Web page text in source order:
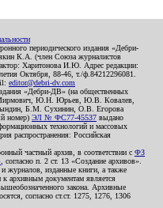
периодического издания «Дебри-
К.А. (член Союза журналистов
Харитонова И.Ю. Адрес редакции:
Октября, 88-46, т./ф.84212296081.
editor@debri-dv.com
«Дебри-ДВ» (на общественных
Ю.Н. Юрьев, Ю.В. Ковалев,
Б.М. Сухинин, О.В. Егорова
номер) ЭЛ № ФС77-45537 выдано
технологий и массовых
распространения: Российская
частный архив, в соответствии с ФЗ
, согласно п. 2 ст. 13 «Создание архивов».
журналов, изданные книги, а также
архивным документам является
закона. Архивные
согласно ст.ст. 1275, 1276, 1306